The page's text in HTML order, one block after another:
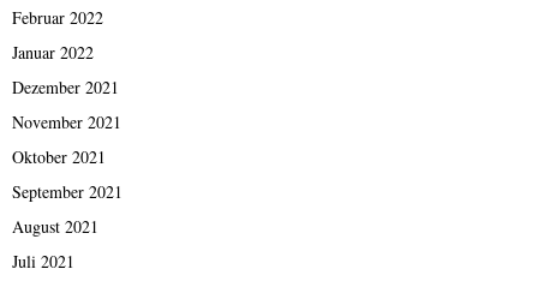
Februar 2022
Januar 2022
Dezember 2021
November 2021
Oktober 2021
September 2021
August 2021
Juli 2021